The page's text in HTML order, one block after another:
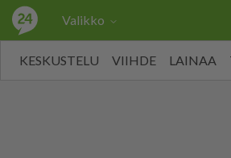
Valikko
KESKUSTELU VIIHDE LAINAA